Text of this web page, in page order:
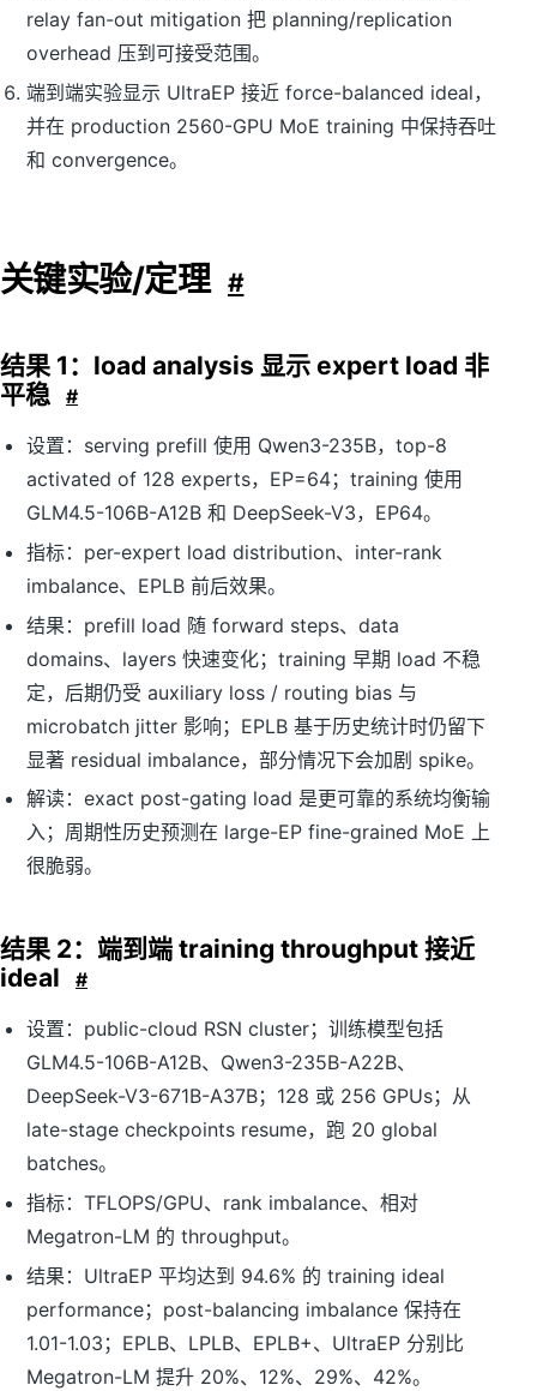
relay fan-out mitigation 把 planning/replication
overhead 压到可接受范围。
端到端实验显示 UltraEP 接近 force-balanced ideal，
并在 production 2560-GPU MoE training 中保持吞吐
和 convergence。
关键实验/定理 #
结果 1：load analysis 显示 expert load 非
平稳
#
设置：serving prefill 使用 Qwen3-235B，top-8
activated of 128 experts，EP=64；training 使用
GLM4.5-106B-A12B 和 DeepSeek-V3，EP64。
指标：per-expert load distribution、inter-rank
imbalance、EPLB 前后效果。
结果：prefill load 随 forward steps、data
domains、layers 快速变化；training 早期 load 不稳
定，后期仍受 auxiliary loss / routing bias 与
microbatch jitter 影响；EPLB 基于历史统计时仍留下
显著 residual imbalance，部分情况下会加剧 spike。
解读：exact post-gating load 是更可靠的系统均衡输
入；周期性历史预测在 large-EP fine-grained MoE 上
很脆弱。
结果 2：端到端 training throughput 接近
ideal
#
设置：public-cloud RSN cluster；训练模型包括
GLM4.5-106B-A12B、Qwen3-235B-A22B、
DeepSeek-V3-671B-A37B；128 或 256 GPUs；从
late-stage checkpoints resume，跑 20 global
batches。
指标：TFLOPS/GPU、rank imbalance、相对
Megatron-LM 的 throughput。
结果：UltraEP 平均达到 94.6% 的 training ideal
performance；post-balancing imbalance 保持在
1.01-1.03；EPLB、LPLB、EPLB+、UltraEP 分别比
Megatron-LM 提升 20%、12%、29%、42%。